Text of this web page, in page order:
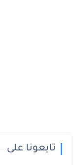
تابعونا على